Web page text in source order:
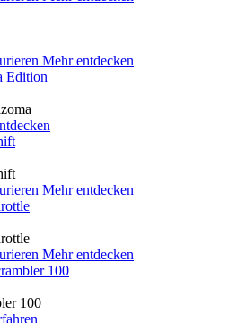
Mehr entdecken
Edition
Mehr entdecken
Mehr entdecken
100
100